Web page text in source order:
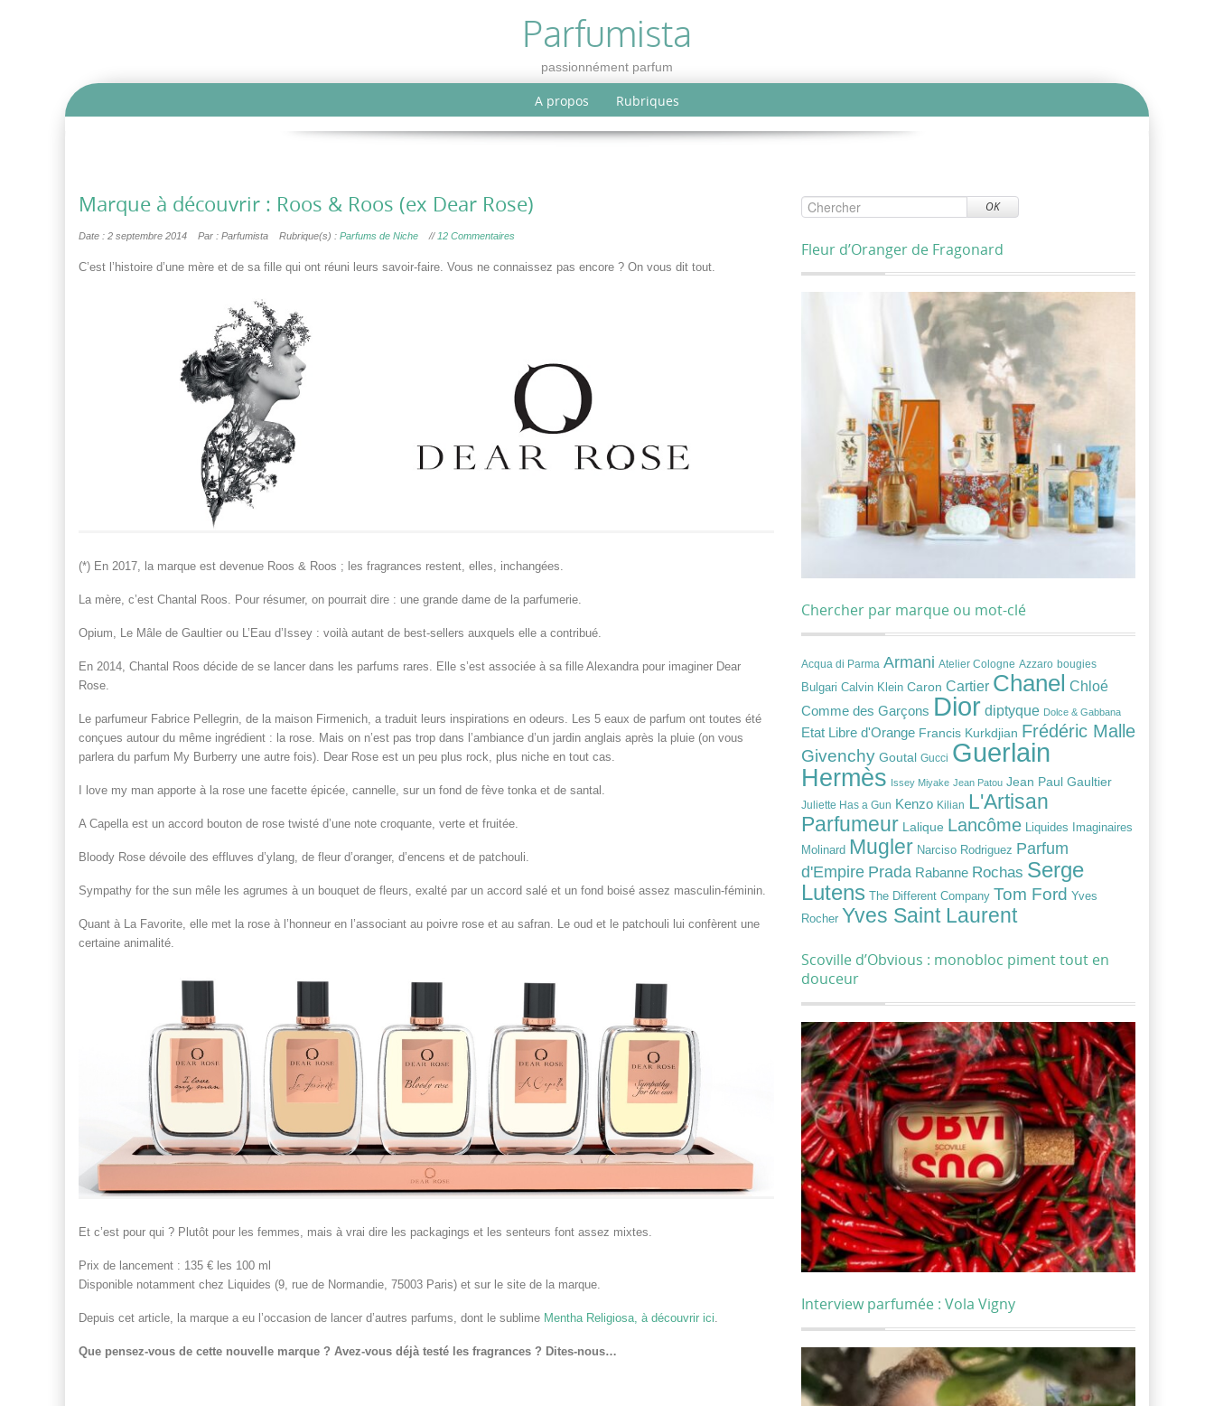
Parfumista
passionnément parfum
A propos Rubriques
Marque à découvrir : Roos & Roos (ex Dear Rose)
Date : 2 septembre 2014 Par : Parfumista Rubrique(s) : Parfums de Niche // 12 Commentaires
C’est l’histoire d’une mère et de sa fille qui ont réuni leurs savoir-faire. Vous ne connaissez pas encore ? On vous dit tout.
(*) En 2017, la marque est devenue Roos & Roos ; les fragrances restent, elles, inchangées.
La mère, c’est Chantal Roos. Pour résumer, on pourrait dire : une grande dame de la parfumerie.
Opium, Le Mâle de Gaultier ou L’Eau d’Issey : voilà autant de best-sellers auxquels elle a contribué.
En 2014, Chantal Roos décide de se lancer dans les parfums rares. Elle s’est associée à sa fille Alexandra pour imaginer Dear
Rose.
Le parfumeur Fabrice Pellegrin, de la maison Firmenich, a traduit leurs inspirations en odeurs. Les 5 eaux de parfum ont toutes été
conçues autour du même ingrédient : la rose. Mais on n’est pas trop dans l’ambiance d’un jardin anglais après la pluie (on vous
parlera du parfum My Burberry une autre fois). Dear Rose est un peu plus rock, plus niche en tout cas.
I love my man apporte à la rose une facette épicée, cannelle, sur un fond de fève tonka et de santal.
A Capella est un accord bouton de rose twisté d’une note croquante, verte et fruitée.
Bloody Rose dévoile des effluves d’ylang, de fleur d’oranger, d’encens et de patchouli.
Sympathy for the sun mêle les agrumes à un bouquet de fleurs, exalté par un accord salé et un fond boisé assez masculin-féminin.
Quant à La Favorite, elle met la rose à l’honneur en l’associant au poivre rose et au safran. Le oud et le patchouli lui confèrent une
certaine animalité.
Et c’est pour qui ? Plutôt pour les femmes, mais à vrai dire les packagings et les senteurs font assez mixtes.
Prix de lancement : 135 € les 100 ml
Disponible notamment chez Liquides (9, rue de Normandie, 75003 Paris) et sur le site de la marque.
Depuis cet article, la marque a eu l’occasion de lancer d’autres parfums, dont le sublime Mentha Religiosa, à découvrir ici
Que pensez-vous de cette nouvelle marque ? Avez-vous déjà testé les fragrances ? Dites-nous…
OK
Fleur d’Oranger de Fragonard
Chercher par marque ou mot-clé
Acqua di Parma Armani Atelier Cologne Azzaro bougies
Bulgari Calvin Klein Caron Cartier Chanel Chloé
Comme des Garçons Dior diptyque Dolce & Gabbana
Etat Libre d'Orange Francis Kurkdjian Frédéric Malle
Givenchy Goutal Gucci Guerlain
Hermès Issey Miyake Jean Patou Jean Paul Gaultier
Juliette Has a Gun Kenzo Kilian L'Artisan
Parfumeur Lalique Lancôme Liquides Imaginaires
Molinard Mugler Narciso Rodriguez Parfum
d'Empire Prada Rabanne Rochas Serge
Lutens
The Different Company Tom Ford Yves
Rocher Yves Saint Laurent
Scoville d’Obvious : monobloc piment tout en
douceur
Interview parfumée : Vola Vigny